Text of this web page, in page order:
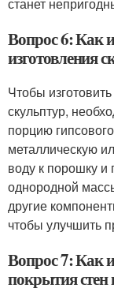
Вопрос 6: Как
изготовления
Чтобы
скульптур,
порцию
металлическую
воду к порошку
однородной
другие
чтобы улучшить
Вопрос 7: Как
покрытия стен